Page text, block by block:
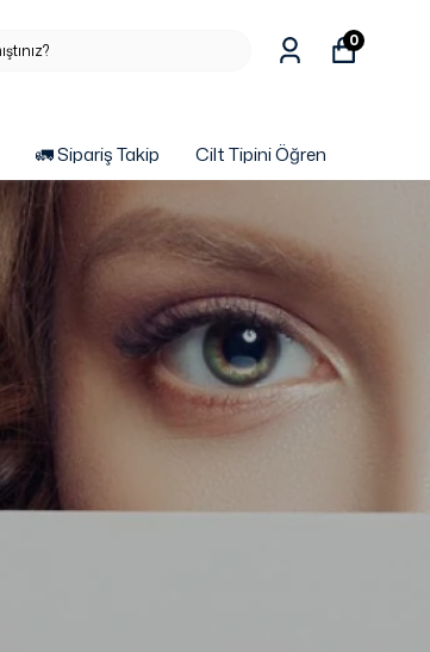
🚛 Sipariş Takip Cilt Tipini Öğren
0